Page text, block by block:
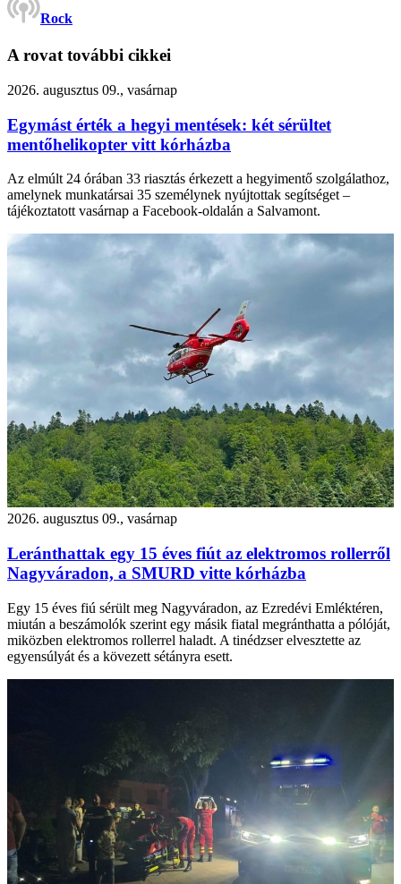
Rock
A rovat további cikkei
2026. augusztus 09., vasárnap
Egymást érték a hegyi mentések: két sérültet
mentőhelikopter vitt kórházba
Az elmúlt 24 órában 33 riasztás érkezett a hegyimentő szolgálathoz,
amelynek munkatársai 35 személynek nyújtottak segítséget –
tájékoztatott vasárnap a Facebook-oldalán a Salvamont.
2026. augusztus 09., vasárnap
Leránthattak egy 15 éves fiút az elektromos rollerről
Nagyváradon, a SMURD vitte kórházba
Egy 15 éves fiú sérült meg Nagyváradon, az Ezredévi Emléktéren,
miután a beszámolók szerint egy másik fiatal megránthatta a pólóját,
miközben elektromos rollerrel haladt. A tinédzser elvesztette az
egyensúlyát és a kövezett sétányra esett.